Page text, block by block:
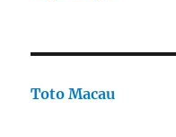
Toto Macau